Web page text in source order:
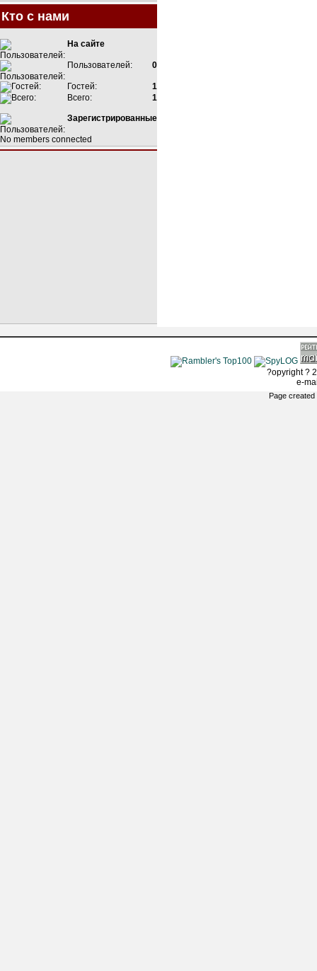
Кто с нами
На сайте
Пользователей: 0
Гостей:
1
Всего:
1
Зарегистрированные
No members connected
?opyright ?
e-
Page